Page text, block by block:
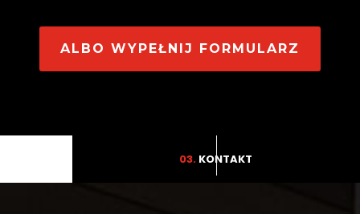
ALBO WYPEŁNIJ FORMULARZ
03. KONTAKT